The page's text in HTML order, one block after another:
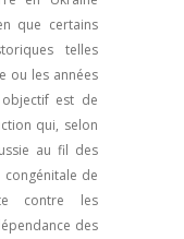
que certains
telles
ou les années
est de
qui, selon
au fil des
congénitale de
contre les
des